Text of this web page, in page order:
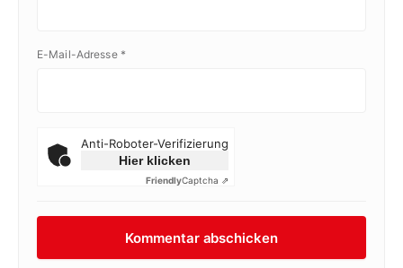
E-Mail-Adresse *
Anti-Roboter-Verifizierung
Hier klicken
FriendlyCaptcha ⇗